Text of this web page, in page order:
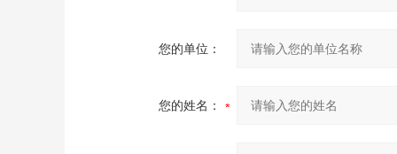
您的单位：
您的姓名：